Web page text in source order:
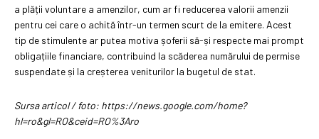
a plății voluntare a amenzilor, cum ar fi reducerea valorii amenzii
pentru cei care o achită într-un termen scurt de la emitere. Acest
tip de stimulente ar putea motiva șoferii să-și respecte mai prompt
obligațiile financiare, contribuind la scăderea numărului de permise
suspendate și la creșterea veniturilor la bugetul de stat.
Sursa articol / foto: https://news.google.com/home?
hl=ro&gl=RO&ceid=RO%3Aro